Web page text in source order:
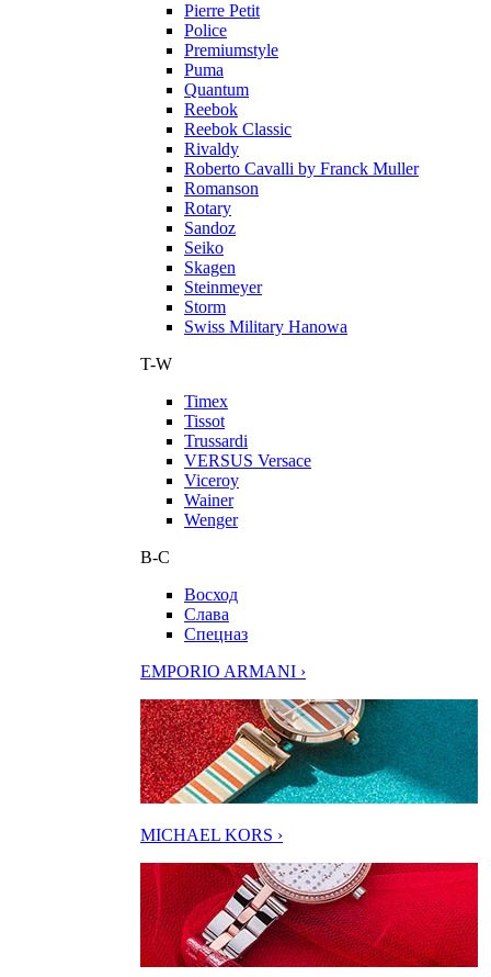
Pierre Petit
Police
Premiumstyle
Puma
Quantum
Reebok
Reebok Classic
Rivaldy
Roberto Cavalli by Franck Muller
Romanson
Rotary
Sandoz
Seiko
Skagen
Steinmeyer
Storm
Swiss Military Hanowa
T-W
Timex
Tissot
Trussardi
VERSUS Versace
Viceroy
Wainer
Wenger
В-С
Восход
Слава
Спецназ
EMPORIO ARMANI ›
MICHAEL KORS ›